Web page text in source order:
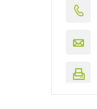


